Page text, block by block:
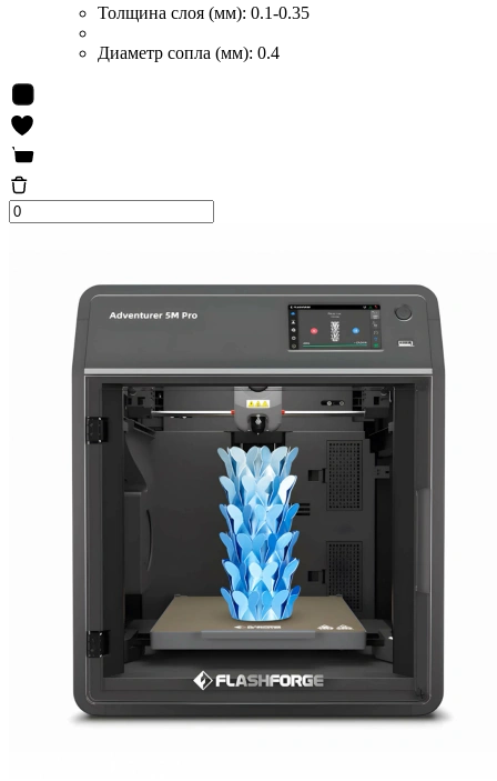
Толщина слоя (мм): 0.1-0.35
Диаметр сопла (мм): 0.4